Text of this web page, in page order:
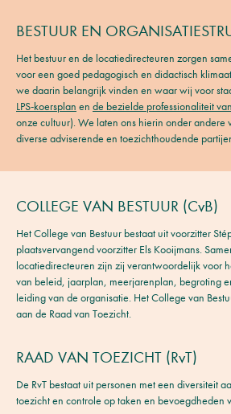
BESTUUR EN
Het bestuur en de locatiedirecteuren zorgen
voor een goed pedagogisch en didactisch
we daarin belangrijk vinden en waar wij voor
LPS-koersplan en de bezielde professionaliteit
onze cultuur). We laten ons hierin onder andere
diverse adviserende en toezichthoudende
COLLEGE VAN BESTUUR (CvB)
Het College van Bestuur bestaat uit voorzitter
plaatsvervangend voorzitter Els Kooijmans.
locatiedirecteuren zijn zij verantwoordelijk voor
van beleid, jaarplan, meerjarenplan, begroting
leiding van de organisatie. Het College van
aan de Raad van Toezicht.
RAAD VAN TOEZICHT (RvT)
De RvT bestaat uit personen met een diversiteit
toezicht en controle op taken en bevoegdheden